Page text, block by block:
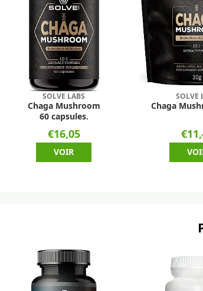
SOLVE LABS
Chaga Mushroom
60 capsules.
€16,05
VOIR
SOLVE
Chaga